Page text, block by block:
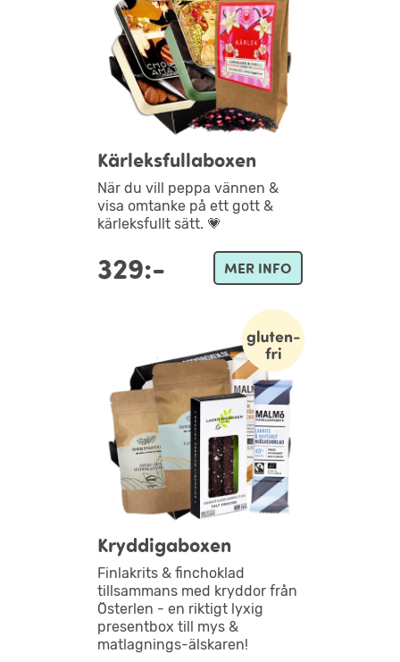
Kärleksfullaboxen
När du vill peppa vännen &
visa omtanke på ett gott &
kärleksfullt sätt. 💗
329:- MER INFO
Kryddigaboxen
Finlakrits & finchoklad
tillsammans med kryddor från
Österlen - en riktigt lyxig
presentbox till mys &
matlagnings-älskaren!